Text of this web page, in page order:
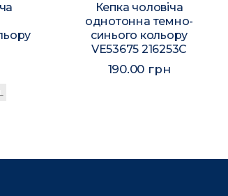
Кепка чоловіча
однотонна темно-
синього кольору
VE53675 216253C
190.00 грн